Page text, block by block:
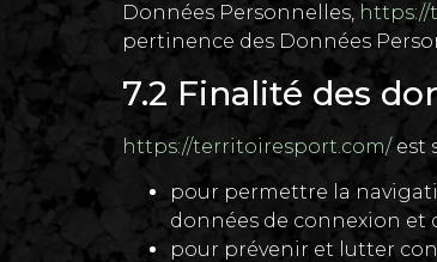
Données Personnelles,
pertinence des Données
7.2 Finalité des
https://territoiresport.com/est
pour permettre la
données de connexion et
pour prévenir et lutter